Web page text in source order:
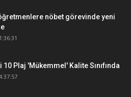
nöbet görevinde yeni
Plaj 'Mükemmel' Kalite Sınıfında